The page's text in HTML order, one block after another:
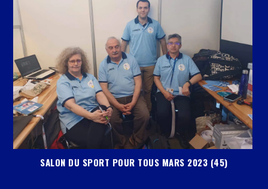
SALON DU SPORT POUR TOUS MARS 2023 (45)